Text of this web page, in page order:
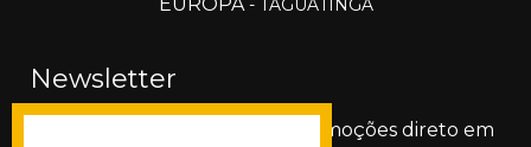
- TAGUATINGA
Newsletter
Receba nossas novidades e promoções direto em